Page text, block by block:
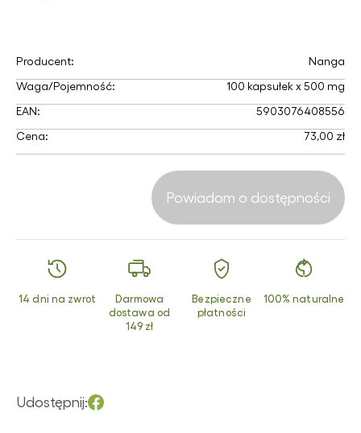
Producent:
Nanga
Waga/Pojemność:
100 kapsułek x 500 mg
EAN:
5903076408556
Cena:
73,00 zł
Powiadom o dostępności
14 dni na zwrot
Darmowa
dostawa od
149 zł
Bezpieczne
płatności
100% naturalne
Udostępnij: